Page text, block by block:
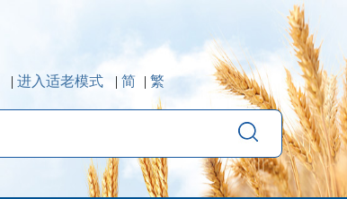
| 进入适老模式 | 简 | 繁